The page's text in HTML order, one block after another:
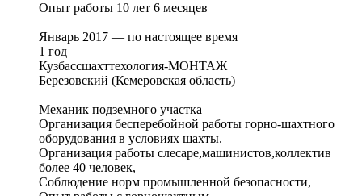
Опыт работы 10 лет 6 месяцев
Январь 2017 — по настоящее время
1 год
Кузбассшахттехология-МОНТАЖ
Березовский (Кемеровская область)
Механик подземного участка
Организация бесперебойной работы горно-шахтного
оборудования в условиях шахты.
Организация работы слесаре,машинистов,коллектив
более 40 человек,
Соблюдение норм промышленной безопасности,